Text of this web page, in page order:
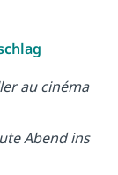
au cinéma
Abend ins